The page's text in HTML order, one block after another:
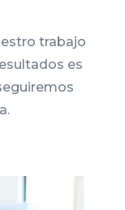
trabajo
es